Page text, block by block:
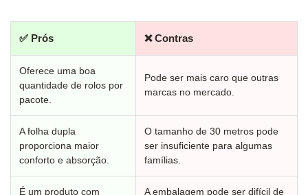
✅ Prós ❌ Contras
Oferece uma boa
quantidade de rolos por
pacote.
Pode ser mais caro que outras
marcas no mercado.
A folha dupla
proporciona maior
conforto e absorção.
O tamanho de 30 metros pode
ser insuficiente para algumas
famílias.
É um produto com A embalagem pode ser difícil de